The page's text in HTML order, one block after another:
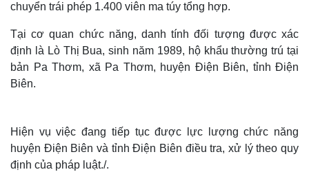
chuyển trái phép 1.400 viên ma túy tổng hợp.
Tại cơ quan chức năng, danh tính đối tượng được xác
định là Lò Thị Bua, sinh năm 1989, hộ khẩu thường trú tại
bản Pa Thơm, xã Pa Thơm, huyện Điện Biên, tỉnh Điện
Biên.
Hiện vụ việc đang tiếp tục được lực lượng chức năng
huyện Điện Biên và tỉnh Điện Biên điều tra, xử lý theo quy
định của pháp luật./.